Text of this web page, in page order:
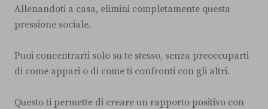
Allenandoti a casa, elimini completamente questa
pressione sociale.
Puoi concentrarti solo su te stesso, senza preoccuparti
di come appari o di come ti confronti con gli altri.
Questo ti permette di creare un rapporto positivo con